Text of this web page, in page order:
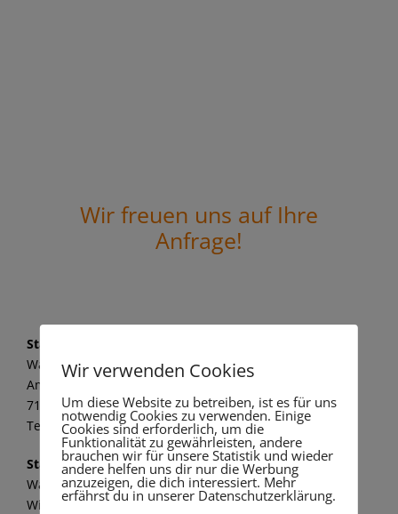
Wir freuen uns auf Ihre
Anfrage!
Standort Marbach
Wandaa GmbH
Am alten Kraftwerk 1
71672 Marbach a. N.
Tel.: 07144 8062 149
Standort Bergheim
Wandaa GmbH
Willy-Messerschmitt-Str. 6
Wir verwenden Cookies
Um diese Website zu betreiben, ist es für uns
notwendig Cookies zu verwenden. Einige
Cookies sind erforderlich, um die
Funktionalität zu gewährleisten, andere
brauchen wir für unsere Statistik und wieder
andere helfen uns dir nur die Werbung
anzuzeigen, die dich interessiert. Mehr
erfährst du in unserer Datenschutzerklärung.